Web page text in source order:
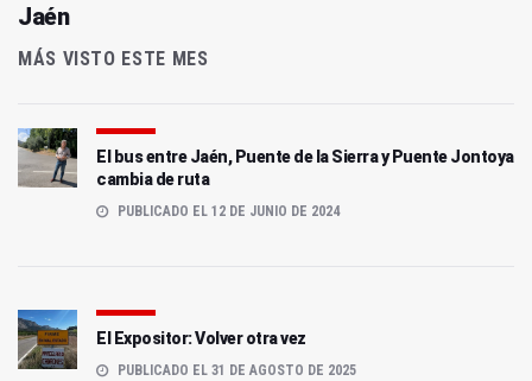
Jaén
MÁS VISTO ESTE MES
El bus entre Jaén, Puente de la Sierra y Puente Jontoya
cambia de ruta
PUBLICADO EL 12 DE JUNIO DE 2024
El Expositor: Volver otra vez
PUBLICADO EL 31 DE AGOSTO DE 2025